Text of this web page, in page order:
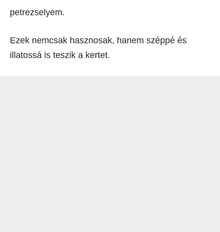
petrezselyem.
Ezek nemcsak hasznosak, hanem széppé és
illatossá is teszik a kertet.